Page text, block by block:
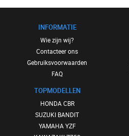
INFORMATIE
Wie zijn wij?
Contacteer ons
Gebruiksvoorwaarden
FAQ
TOPMODELLEN
HONDA CBR
SUZUKI BANDIT
YAMAHA YZF